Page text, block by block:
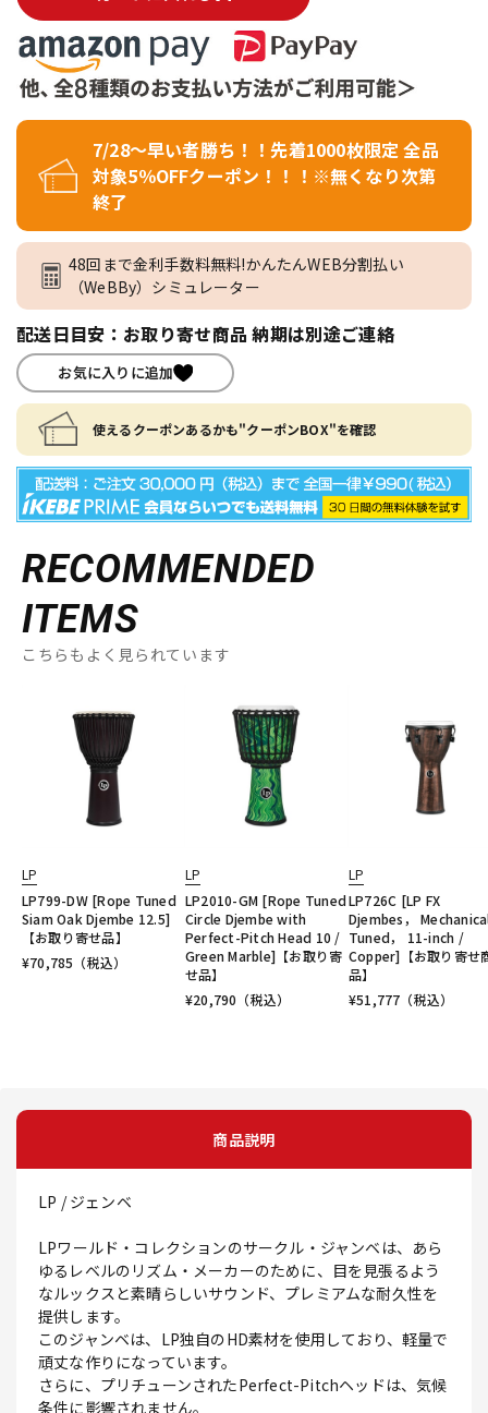
7/28～早い者勝ち！！先着1000枚限定 全品
対象5％OFFクーポン！！！※無くなり次第
終了
48回まで金利手数料無料!かんたんWEB分割払い
（WeBBy）シミュレーター
配送日目安：お取り寄せ商品 納期は別途ご連絡
お気に入りに追加
使えるクーポンあるかも"クーポンBOX"を確認
RECOMMENDED
ITEMS
こちらもよく見られています
LP
LP799-DW [Rope Tuned
Siam Oak Djembe 12.5]
【お取り寄せ品】
¥70,785 （税込）
LP
LP2010-GM [Rope Tuned
Circle Djembe with
Perfect-Pitch Head 10 /
Green Marble]【お取り寄
せ品】
¥20,790 （税込）
LP
LP726C [LP FX
Djembes，
Tuned， 11-inch /
Copper]【お取り寄せ
品】
¥51,777 （税込）
商品説明
LP / ジェンベ
LPワールド・コレクションのサークル・ジャンベは、あら
ゆるレベルのリズム・メーカーのために、目を見張るよう
なルックスと素晴らしいサウンド、プレミアムな耐久性を
提供します。
このジャンベは、LP独自のHD素材を使用しており、軽量で
頑丈な作りになっています。
さらに、プリチューンされたPerfect-Pitchヘッドは、気候
条件に影響されません。